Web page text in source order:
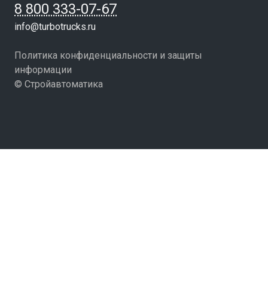
8 800 333-07-67
info@turbotrucks.ru
Политика конфиденциальности и защиты
информации
© Стройавтоматика